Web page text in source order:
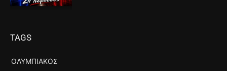
TAGS
ΟΛΥΜΠΙΑΚΌΣ